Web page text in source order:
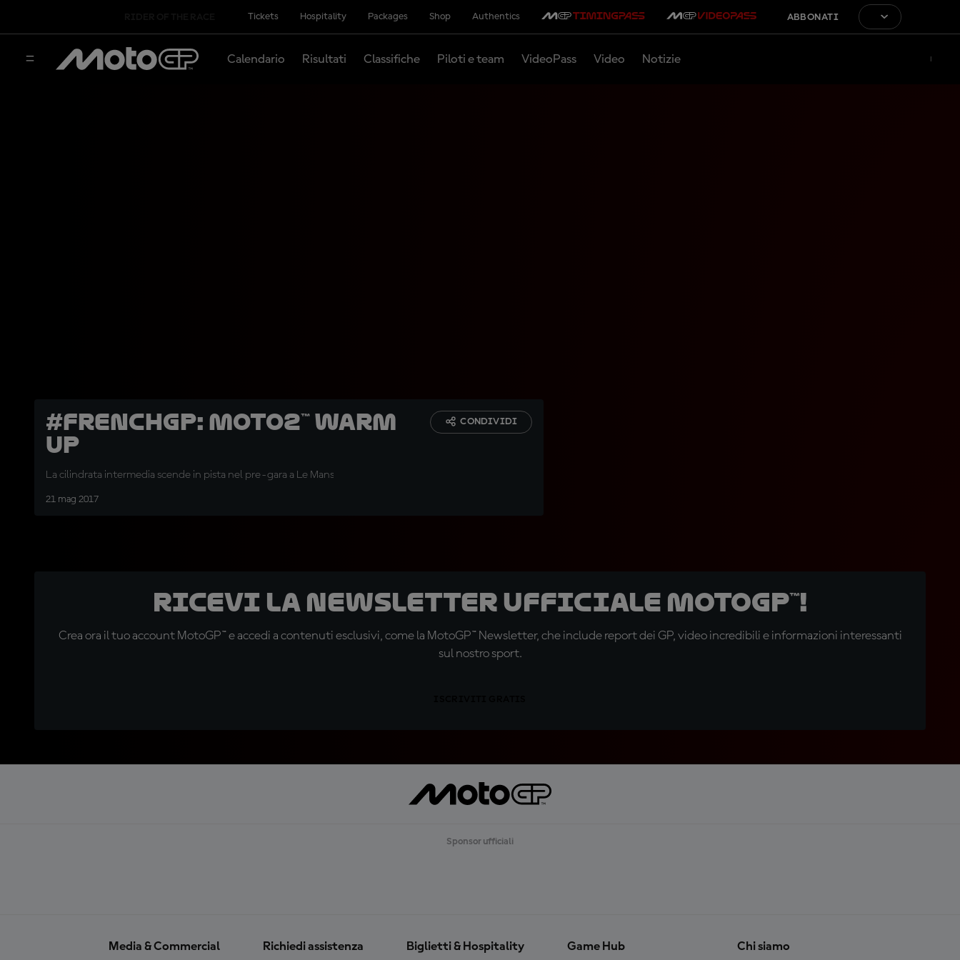
Tickets Hospitality Packages Shop Authentics ABBONATI
Calendario Risultati Classifiche Piloti e team VideoPass Video Notizie
#FrenchGP: Moto2™ Warm
Up
La cilindrata intermedia scende in pista nel pre-gara a Le Mans
21 mag 2017
CONDIVIDI
Ricevi la newsletter ufficiale MotoGP™!
Crea ora il tuo account MotoGP™ e accedi a contenuti esclusivi, come la MotoGP™ Newsletter, che include report dei GP, video incredibili e informazioni interessanti
sul nostro sport.
Sponsor ufficiali
Media & Commercial Richiedi assistenza Biglietti & Hospitality Game Hub Chi siamo